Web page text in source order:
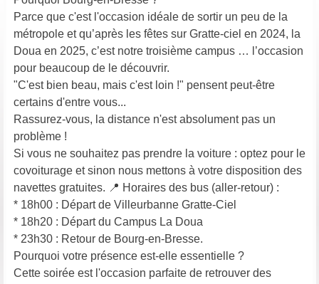
Parce que c'est l'occasion idéale de sortir un peu de la
métropole et qu’après les fêtes sur Gratte-ciel en 2024, la
Doua en 2025, c’est notre troisième campus … l’occasion
pour beaucoup de le découvrir.
"C'est bien beau, mais c'est loin !" pensent peut-être
certains d'entre vous...
Rassurez-vous, la distance n'est absolument pas un
problème !
Si vous ne souhaitez pas prendre la voiture : optez pour le
covoiturage et sinon nous mettons à votre disposition des
navettes gratuites. 📍 Horaires des bus (aller-retour) :
* 18h00 : Départ de Villeurbanne Gratte-Ciel
* 18h20 : Départ du Campus La Doua
* 23h30 : Retour de Bourg-en-Bresse.
Pourquoi votre présence est-elle essentielle ?
Cette soirée est l'occasion parfaite de retrouver des